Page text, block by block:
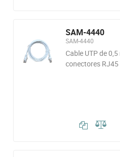
SAM-4440
SAM-4440
Cable UTP de
conectores